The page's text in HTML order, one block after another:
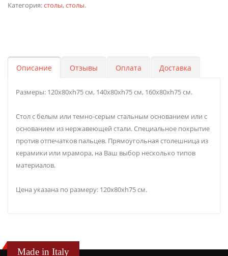
Категория:столы,столы.
Описание Отзывы Оплата Доставка
Размеры: 120x80xh75 см, 140x80xh75 см, 160x80xh75 см.
Стол с белым или темно-серым стальным основанием или с
основанием из нержавеющей стали. Специальное покрытие
против отпечатков пальцев. Прямоугольная столешница из
керамики или мрамора, на Ваш выбор несколько типов
материалов.
Цена указана по размеру: 120x80xh75 см.
Made in Italy